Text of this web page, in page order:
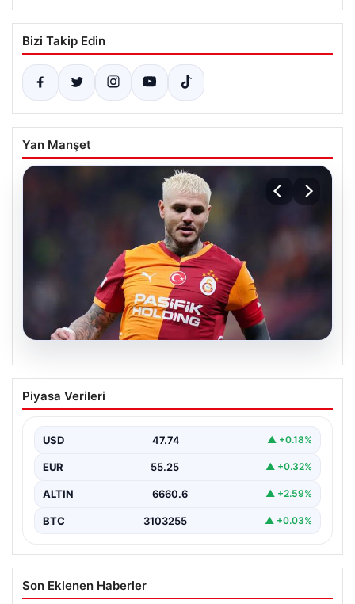
Bizi Takip Edin
Yan Manşet
Mauro Icardi ile Galatasaray arasındaki
aşk tamamen bitti!
Piyasa Verileri
USD 47.74 ▲ +0.18%
EUR 55.25 ▲ +0.32%
ALTIN 6660.6 ▲ +2.59%
BTC 3103255 ▲ +0.03%
Son Eklenen Haberler